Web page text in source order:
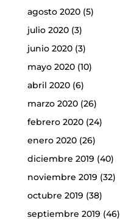
agosto 2020(5)
julio 2020(3)
junio 2020(3)
mayo 2020(10)
abril 2020(6)
marzo 2020(26)
febrero 2020(24)
enero 2020(26)
diciembre 2019 (40)
noviembre 2019 (32)
octubre 2019 (38)
septiembre 2019 (46)